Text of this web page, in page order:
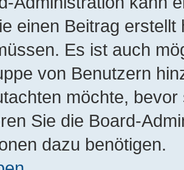
einen Beitrag
Es ist auch
von Benutzern
möchte,
Sie die Board-
dazu benötigen.